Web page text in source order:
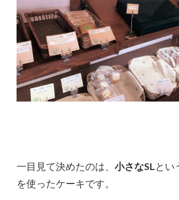
一目見て決めたのは、小さなSL とい
を使ったケーキです。